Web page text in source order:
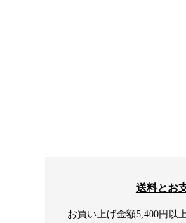
送料とお
お買い上げ金額5,400円以